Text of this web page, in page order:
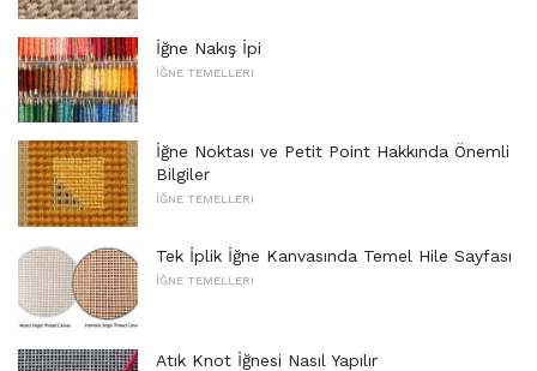
İğne Nakış İpi
İĞNE TEMELLERI
İğne Noktası ve Petit Point Hakkında Önemli
Bilgiler
İĞNE TEMELLERI
Tek İplik İğne Kanvasında Temel Hile Sayfası
İĞNE TEMELLERI
Atık Knot İğnesi Nasıl Yapılır